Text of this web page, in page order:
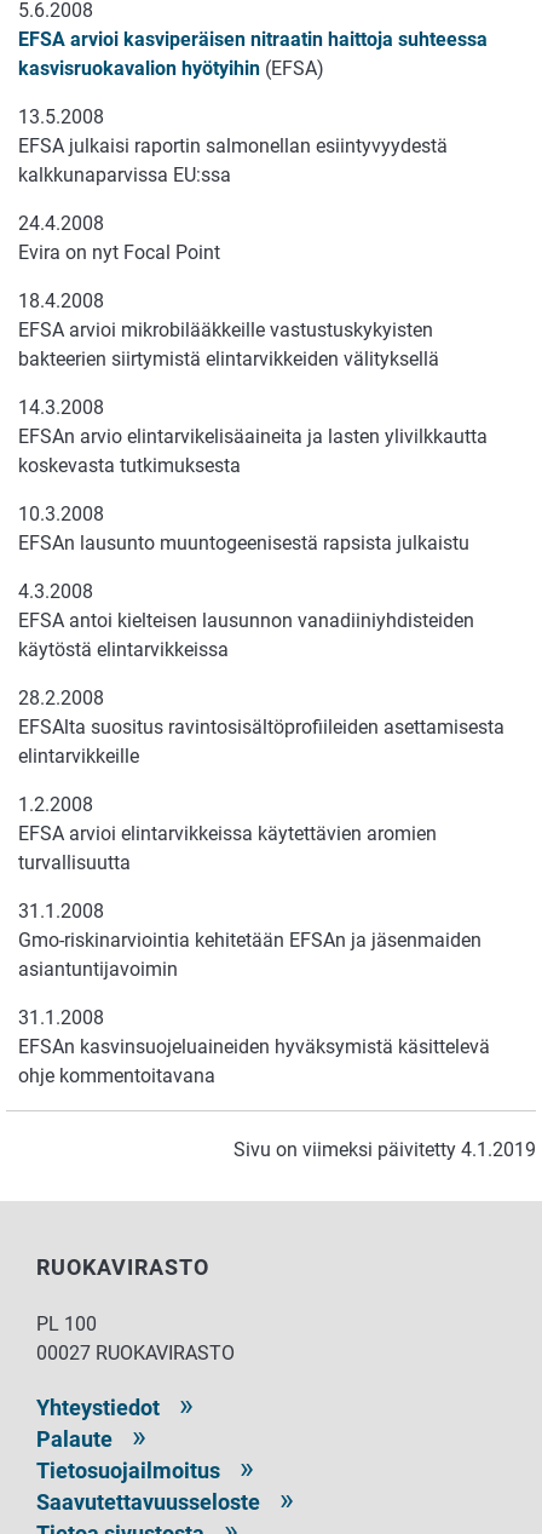
5.6.2008
EFSA arvioi kasviperäisen nitraatin haittoja suhteessa
kasvisruokavalion hyötyihin (EFSA)
13.5.2008
EFSA julkaisi raportin salmonellan esiintyvyydestä
kalkkunaparvissa EU:ssa
24.4.2008
Evira on nyt Focal Point
18.4.2008
EFSA arvioi mikrobilääkkeille vastustuskykyisten
bakteerien siirtymistä elintarvikkeiden välityksellä
14.3.2008
EFSAn arvio elintarvikelisäaineita ja lasten ylivilkkautta
koskevasta tutkimuksesta
10.3.2008
EFSAn lausunto muuntogeenisestä rapsista julkaistu
4.3.2008
EFSA antoi kielteisen lausunnon vanadiiniyhdisteiden
käytöstä elintarvikkeissa
28.2.2008
EFSAlta suositus ravintosisältöprofiileiden asettamisesta
elintarvikkeille
1.2.2008
EFSA arvioi elintarvikkeissa käytettävien aromien
turvallisuutta
31.1.2008
Gmo-riskinarviointia kehitetään EFSAn ja jäsenmaiden
asiantuntijavoimin
31.1.2008
EFSAn kasvinsuojeluaineiden hyväksymistä käsittelevä
ohje kommentoitavana
Sivu on viimeksi päivitetty 4.1.2019
RUOKAVIRASTO
PL 100
00027 RUOKAVIRASTO
Yhteystiedot
Palaute
Tietosuojailmoitus
Saavutettavuusseloste